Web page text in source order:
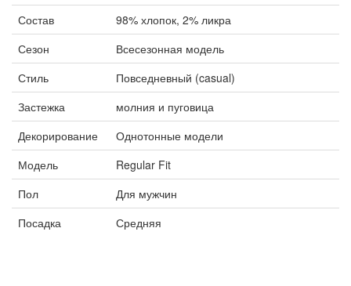
Состав
98% хлопок, 2% ликра
Сезон
Всесезонная модель
Стиль
Повседневный (casual)
Застежка
молния и пуговица
Декорирование
Однотонные модели
Модель
Regular Fit
Пол
Для мужчин
Посадка
Средняя